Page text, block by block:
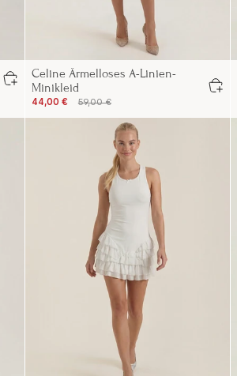
Celine Ärmelloses A-Linien-
Minikleid
44,00 € 59,00 €